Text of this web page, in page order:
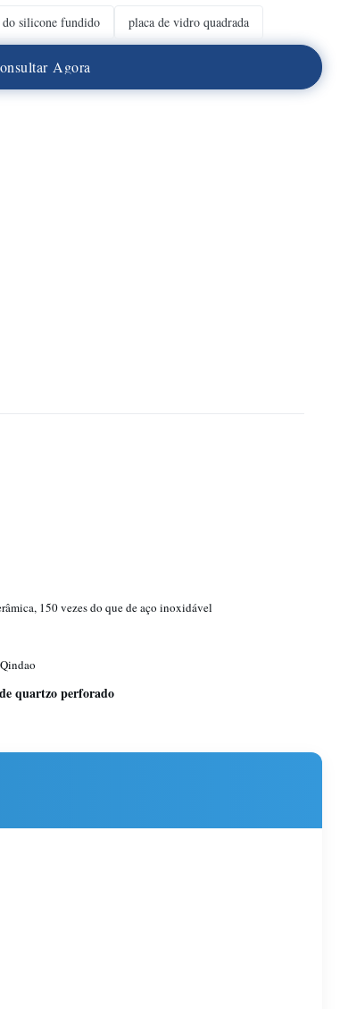
do silicone fundido placa de vidro quadrada
onsultar Agora
150 vezes do que de aço inoxidável
quartzo perforado